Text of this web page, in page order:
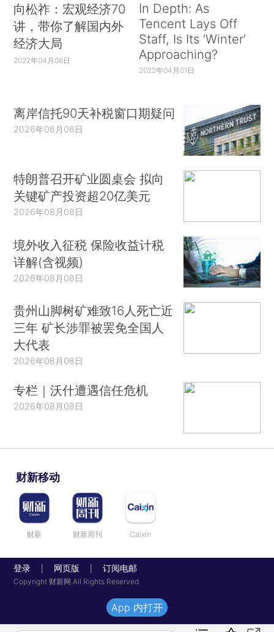
向松祚：宏观经济70
讲，带你了解国内外
经济大局
2022年04月06日
In Depth: As
Tencent Lays Off
Staff, Is Its ‘Winter’
Approaching?
2022年04月01日
离岸信托90天补税窗口期疑问
2026年08月08日
特朗普召开矿业圆桌会 拟向
关键矿产投资超20亿美元
2026年08月08日
境外收入征税 保险收益计税
详解(含视频)
2026年08月08日
贵州山脚树矿难致16人死亡近
三年 矿长涉罪被罢免全国人
大代表
2026年08月08日
专栏｜沃什遭遇信任危机
2026年08月08日
财新移动
财新 财新周刊 Caixin
登录 网页版 订阅电邮
Copyright 财新网 All Rights Reserved
App 内打开